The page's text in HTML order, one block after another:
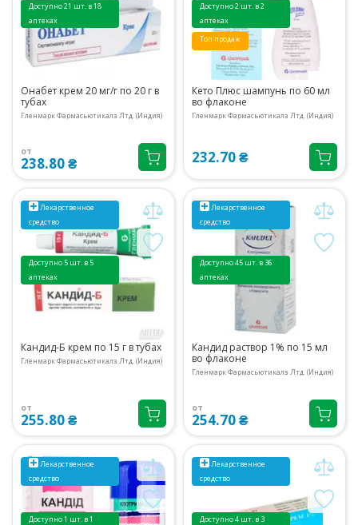
Доступно 21 шт. в 18
аптеках
Онабет крем 20 мг/г по 20 г в
тубах
Гленмарк Фармасьютикалз Лтд. (Индия)
от
238.80 ₴
Доступно 2 шт. в 2
аптеках
Топ продаж
Кето Плюс шампунь по 60 мл
во флаконе
Гленмарк Фармасьютикалз Лтд. (Индия)
232.70 ₴
Лекарственное
средство
Доступно 5 шт. в 5
аптеках
Кандид-Б крем по 15 г в тубах
Гленмарк Фармасьютикалз Лтд. (Индия)
от
255.80 ₴
Лекарственное
средство
Доступно 45 шт. в 36
аптеках
Кандид раствор 1% по 15 мл
во флаконе
Гленмарк Фармасьютикалз Лтд. (Индия)
от
254.70 ₴
Лекарственное
средство
Доступно 1 шт. в 1
Лекарственное
средство
Доступно 4 шт. в 3